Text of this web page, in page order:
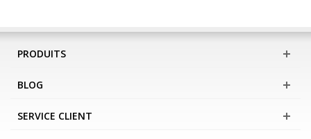
PRODUITS
BLOG
SERVICE CLIENT